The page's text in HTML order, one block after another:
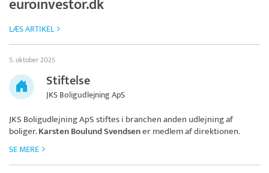
euroinvestor.dk
LÆS ARTIKEL
5. oktober 2025
Stiftelse
JKS Boligudlejning ApS
JKS Boligudlejning ApSstiftes i branchen anden udlejning af
boliger.Karsten Boulund Svendsener medlem af direktionen.
SE MERE